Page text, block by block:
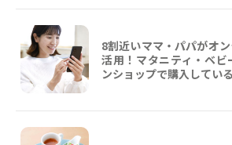
8割近いママ・パパがオ
活用！マタニティ・ベビ
ンショップで購入してい